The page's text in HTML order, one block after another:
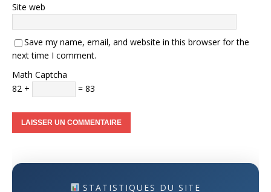
Site web
Save my name, email, and website in this browser for the
next time I comment.
Math Captcha
82 +
= 83
STATISTIQUES DU SITE